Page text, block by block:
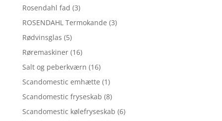
Rosendahl fad (3)
ROSENDAHL Termokande (3)
Rødvinsglas (5)
Røremaskiner (16)
Salt og peberkværn (16)
Scandomestic emhætte (1)
Scandomestic fryseskab (8)
Scandomestic kølefryseskab (6)